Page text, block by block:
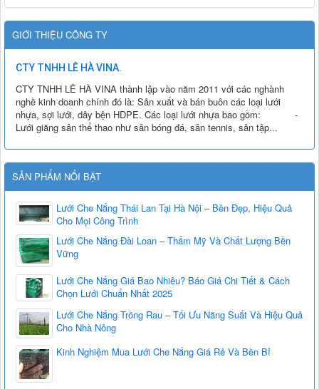
GIỚI THIỆU CÔNG TY
CTY TNHH LÊ HÀ VINA.
CTY TNHH LÊ HÀ VINA thành lập vào năm 2011 với các nghành
nghề kinh doanh chính đó là: Sản xuất và bán buôn các loại lưới
nhựa, sợi lưới, dây bện HDPE. Các loại lưới nhựa bao gồm: -
Lưới giăng sân thể thao như sân bóng đá, sân tennis, sân tập...
SẢN PHẨM NỔI BẬT
Lưới Che Nắng Thái Lan Tại Hà Nội – Bền Đẹp, Hiệu Quả
Cho Mọi Công Trình
Lưới Che Nắng Đài Loan – Thẩm Mỹ Và Chất Lượng Bền
Vững
Lưới Che Nắng Giá Bao Nhiêu? Báo Giá Chi Tiết & Cách
Chọn Lưới Chuẩn Nhất 2025
Lưới Che Nắng Trồng Rau – Tối Ưu Năng Suất Và Hiệu Quả
Cho Nhà Nông
Kinh Nghiệm Mua Lưới Che Nắng Giá Rẻ Và Bền Bỉ